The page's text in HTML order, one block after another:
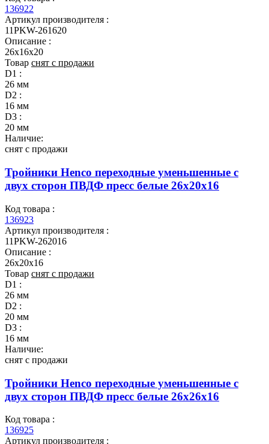
136922
Артикул производителя :
11PKW-261620
Описание :
26x16x20
Товар снят с продажи
D1 :
26 мм
D2 :
16 мм
D3 :
20 мм
Наличие:
снят с продажи
Тройники Henco переходные уменьшенные с
двух сторон ПВДФ пресс белые 26x20x16
Код товара :
136923
Артикул производителя :
11PKW-262016
Описание :
26x20x16
Товар снят с продажи
D1 :
26 мм
D2 :
20 мм
D3 :
16 мм
Наличие:
снят с продажи
Тройники Henco переходные уменьшенные с
двух сторон ПВДФ пресс белые 26x26x16
Код товара :
136925
Артикул производителя :